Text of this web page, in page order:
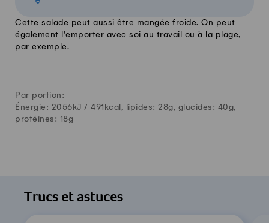
Cette salade peut aussi être mangée froide. On peut
également l'emporter avec soi au travail ou à la plage,
par exemple.
Par portion:
Énergie: 2056kJ / 491 kcal, lipides: 28g, glucides: 40g,
protéines: 18g
Trucs et astuces